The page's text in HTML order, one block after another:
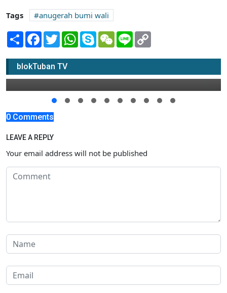
Tags
anugerah bumi wali
Share Facebook
TwitterWhatsApp
SkypeWeChatLine
blokTuban TV
Cek Fakta Baru Bicara
26 November 2019 23:00
0 Comments
LEAVE A REPLY
Your email address will not be published